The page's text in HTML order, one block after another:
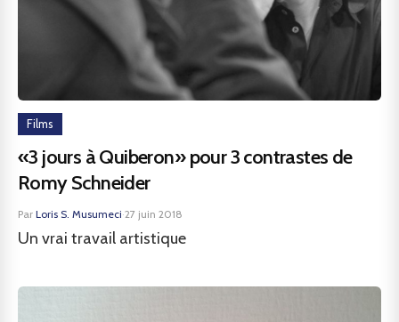
Films
«3 jours à Quiberon» pour 3 contrastes de
Romy Schneider
Par Loris S. Musumeci·27 juin 2018
Un vrai travail artistique